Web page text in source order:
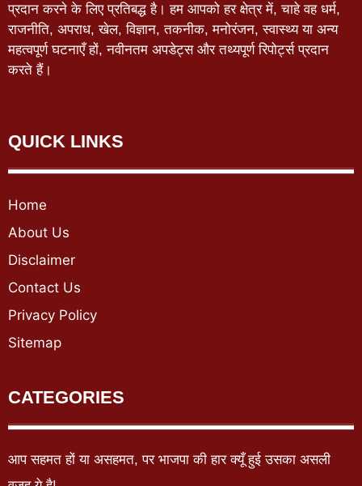
प्रदान करने के लिए प्रतिबद्ध है। हम आपको हर क्षेत्र में, चाहे वह धर्म,
राजनीति, अपराध, खेल, विज्ञान, तकनीक, मनोरंजन, स्वास्थ्य या अन्य
महत्वपूर्ण घटनाएँ हों, नवीनतम अपडेट्स और तथ्यपूर्ण रिपोर्ट्स प्रदान
करते हैं।
QUICK LINKS
Home
About Us
Disclaimer
Contact Us
Privacy Policy
Sitemap
CATEGORIES
आप सहमत हों या असहमत, पर भाजपा की हार क्यूँ हुई उसका असली